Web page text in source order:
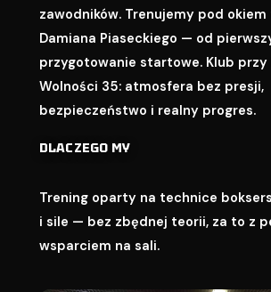
zawodników. Trenujemy pod
Damiana Piaseckiego — od
przygotowanie startowe. Klub przy
Wolności 35: atmosfera bez presji,
bezpieczeństwo i realny progres.
DLACZEGO MY
Trening oparty na technice
i sile — bez zbędnej teorii, za to z
wsparciem na sali.